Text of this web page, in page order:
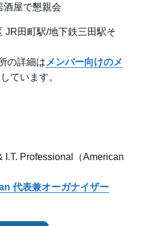
酒屋で懇親会
田町駅/地下鉄三田駅そ
の詳細はメンバー向けのメ
ています。
I.T. Professional（American
代表兼オーガナイザー